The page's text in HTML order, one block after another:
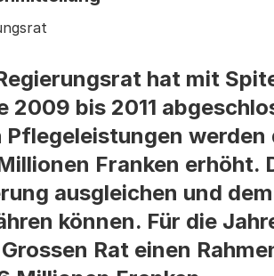
hat mit
2009 bis 2011
Pflegeleistungen
Franken erhöht.
ausgleichen und
können. Für die
Rat einen